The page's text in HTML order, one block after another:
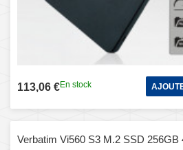
113,06 €En stock
Verbatim Vi560 S3 M.2 SSD 256GB